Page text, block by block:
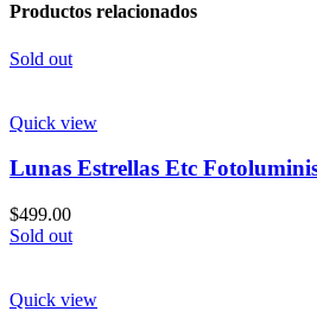
Productos relacionados
Sold out
Quick view
Lunas Estrellas Etc
$499.00
Sold out
Quick view